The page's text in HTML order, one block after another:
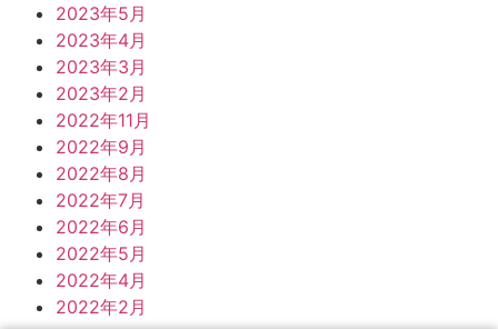
2023年5月
2023年4月
2023年3月
2023年2月
2022年11月
2022年9月
2022年8月
2022年7月
2022年6月
2022年5月
2022年4月
2022年2月